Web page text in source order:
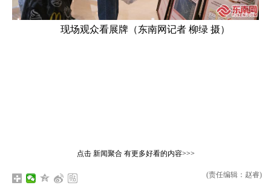
现场观众看展牌（东南网记者 柳绿 摄）
点击 新闻聚合有更多好看的内容>>>
(责任编辑：赵睿)